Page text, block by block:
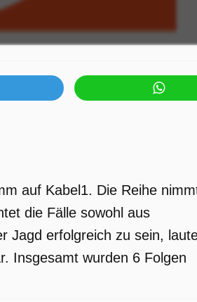
auf Kabel1. Die Reihe
die Fälle sowohl aus
Jagd erfolgreich zu sein,
Insgesamt wurden 6 Folgen